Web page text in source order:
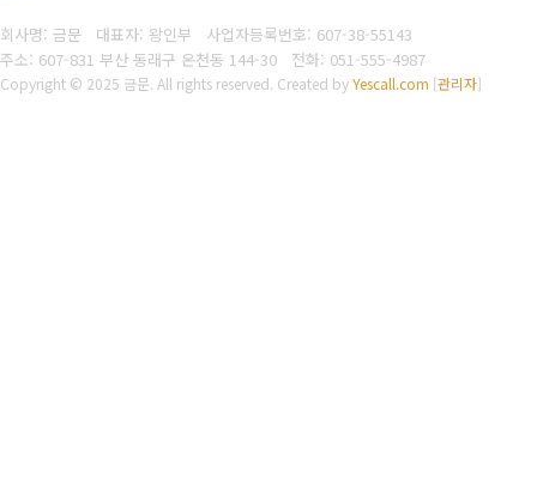
회사명: 금문 대표자: 왕인부 사업자등록번호: 607-38-55143
주소: 607-831 부산 동래구 온천동 144-30 전화: 051-555-4987
Copyright © 2025 금문. All rights reserved. Created byYescall.com [관리자]